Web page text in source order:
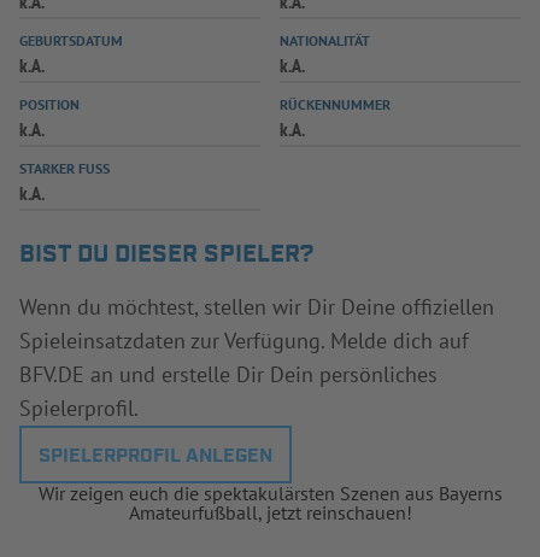
SPIELPLUS
GEBURTSDATUM
k.A.
NATIONALITÄT
k.A.
POSITION
k.A.
RÜCKENNUMMER
k.A.
STARKER FUSS
k.A.
BIST DU DIESER SPIELER?
Wenn du möchtest, stellen wir Dir Deine offiziellen
Spieleinsatzdaten zur Verfügung. Melde dich auf
BFV.DE an und erstelle Dir Dein persönliches
Spielerprofil.
SPIELERPROFIL ANLEGEN
Wir zeigen euch die spektakulärsten Szenen aus Bayerns
Amateurfußball, jetzt reinschauen!